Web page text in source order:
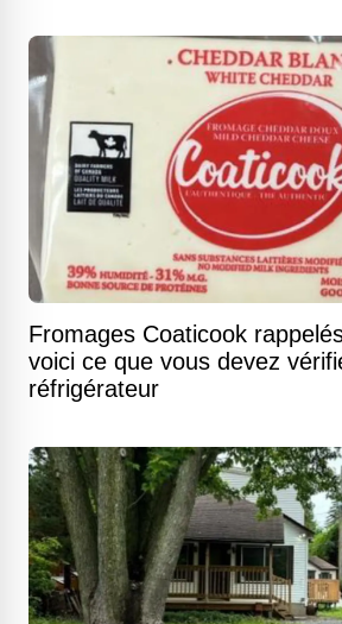
Fromages Coaticook
voici ce que vous devez
réfrigérateur